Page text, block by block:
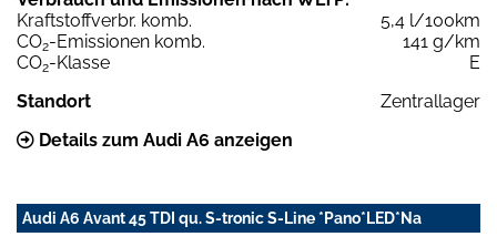
Kraftstoffverbr. komb.
5,4 l/100km
CO2-Emissionen komb.
141 g/km
CO2-Klasse
E
Standort
Zentrallager
Details zum Audi A6 anzeigen
Audi A6 Avant 45 TDI qu. S-tronic S-Line *Pano*LED*Na